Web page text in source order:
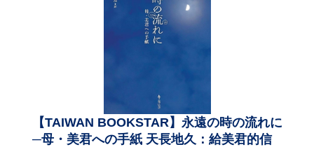
【TAIWAN BOOKSTAR】永遠の時の流れに
─母・美君への手紙 天長地久：給美君的信